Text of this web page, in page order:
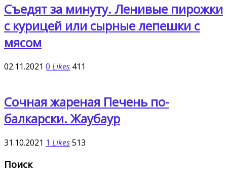
Съедят за минуту. Ленивые пирожки
с курицей или сырные лепешки с
мясом
02.11.2021 0 Likes 411
Сочная жареная Печень по-
балкарски. Жаубаур
31.10.2021 1 Likes513
Поиск